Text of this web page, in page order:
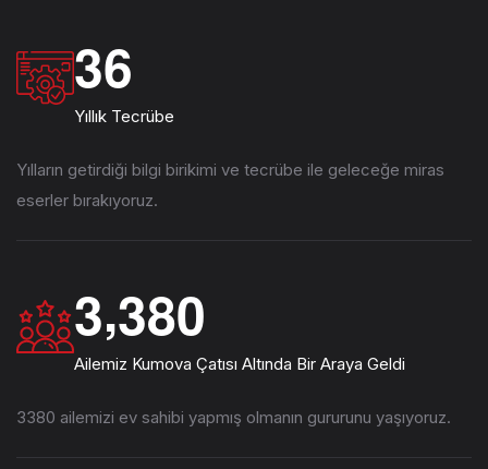
36
Yıllık Tecrübe
Yılların getirdiği bilgi birikimi ve tecrübe ile geleceğe miras
eserler bırakıyoruz.
3,380
Ailemiz Kumova Çatısı Altında Bir Araya Geldi
3380 ailemizi ev sahibi yapmış olmanın gururunu yaşıyoruz.